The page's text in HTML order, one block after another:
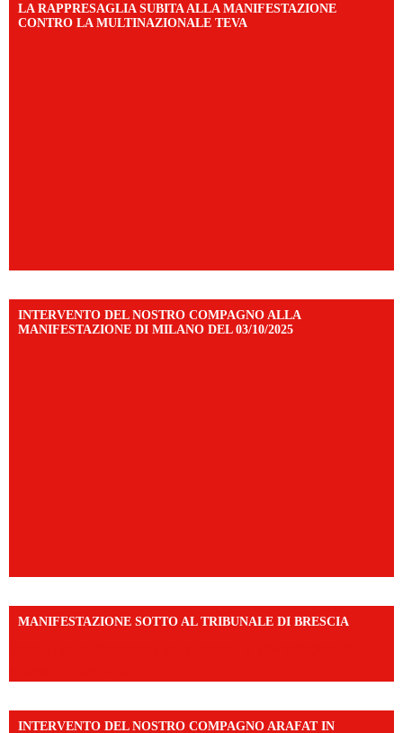
LA RAPPRESAGLIA SUBITA ALLA MANIFESTAZIONE
CONTRO LA MULTINAZIONALE TEVA
INTERVENTO DEL NOSTRO COMPAGNO ALLA
MANIFESTAZIONE DI MILANO DEL 03/10/2025
MANIFESTAZIONE SOTTO AL TRIBUNALE DI BRESCIA
INTERVENTO DEL NOSTRO COMPAGNO ARAFAT IN